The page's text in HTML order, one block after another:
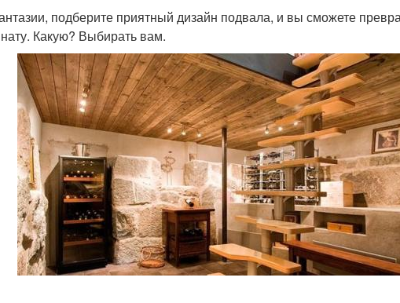
подберите приятный дизайн подвала, и вы сможете
Какую? Выбирать вам.